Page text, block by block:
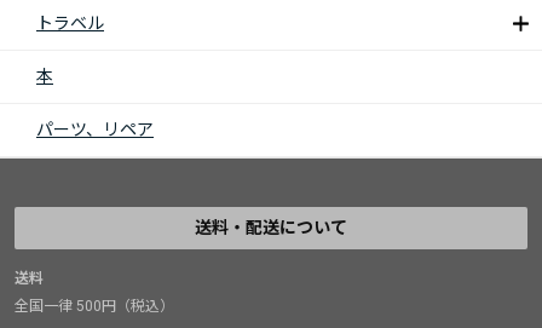
トラベル
本
パーツ、リペア
送料・配送について
送料
全国一律 500円（税込）